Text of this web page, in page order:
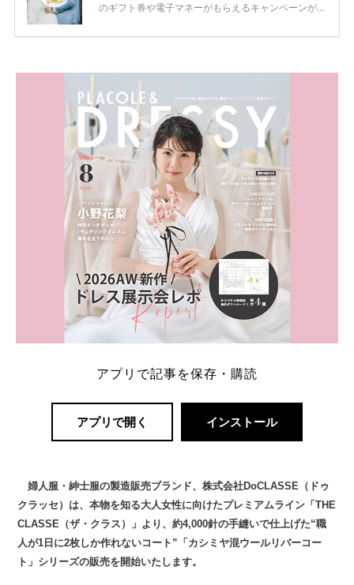
のギフト券や電子マネーがもらえるキャンペーンがあ
ため、比較せずに選ぶと損をしてしまうことも……。
内容：特典金額・条件・応募方法・注意点 「どこが
一番お得？」「プラコレの特典は？」といった疑問も
解決します。 まずは診断で候補を絞れる「ウェディ
ング診断」か、体験型 […]
続きを読む
アプリで記事を保存・購読
アプリで開く インストール
婦人服・紳士服の製造販売ブランド、株式会社DoCLASSE（ドゥ
クラッセ）は、本物を知る大人女性に向けたプレミアムライン「THE
CLASSE（ザ・クラス）」より、約4,000針の手縫いで仕上げた“職
人が1日に2枚しか作れないコート”「カシミヤ混ウールリバーコー
ト」シリーズの販売を開始いたします。